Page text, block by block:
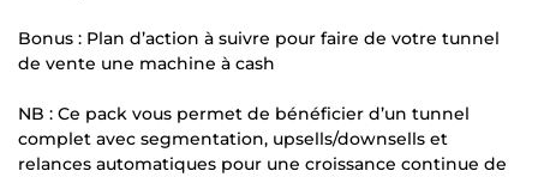
Bonus : Plan d’action à suivre pour faire de votre tunnel
de vente une machine à cash
NB : Ce pack vous permet de bénéficier d’un tunnel
complet avec segmentation, upsells/downsells et
relances automatiques pour une croissance continue de